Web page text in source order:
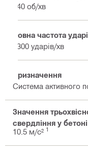
340 об/хв
Повна частота
3300 ударів/хв
Призначення
Система активного
Значення
свердління у
10.5 м/с² 1